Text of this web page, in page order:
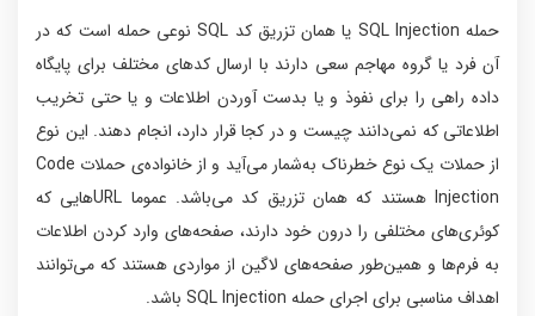
حمله SQL Injection یا همان تزریق کد SQL نوعی حمله است که در
آن فرد یا گروه مهاجم سعی دارند با ارسال کدهای مختلف برای پایگاه
داده راهی را برای نفوذ و یا بدست آوردن اطلاعات و یا حتی تخریب
اطلاعاتی که نمی‌دانند چیست و در کجا قرار دارد، انجام دهند. این نوع
از حملات یک نوع خطرناک به‌شمار می‌آید و از خانواده‌ی حملات Code
Injection هستند که همان تزریق کد می‌باشد. عموما URLهایی که
کوئری‌های مختلفی را درون خود دارند، صفحه‌های وارد کردن اطلاعات
به فرم‌ها و همین‌طور صفحه‌های لاگین از مواردی هستند که می‌توانند
اهداف مناسبی برای اجرای حمله SQL Injection باشد.